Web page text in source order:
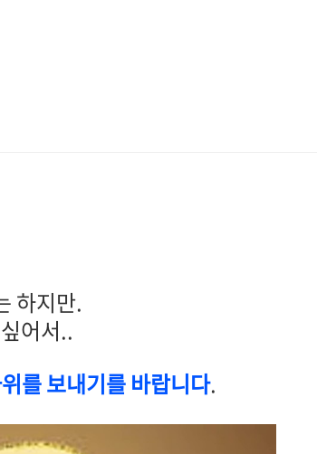
하지만.
어서..
를 보내기를 바랍니다.